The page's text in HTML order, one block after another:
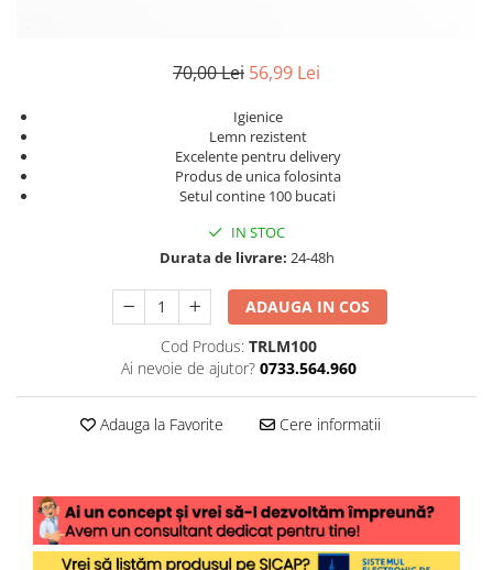
70,00 Lei 56,99 Lei
Igienice
Lemn rezistent
Excelente pentru delivery
Produs de unica folosinta
Setul contine 100 bucati
IN STOC
Durata de livrare: 24-48h
ADAUGA IN COS
Cod Produs: TRLM100
Ai nevoie de ajutor? 0733.564.960
Adauga la Favorite Cere informatii